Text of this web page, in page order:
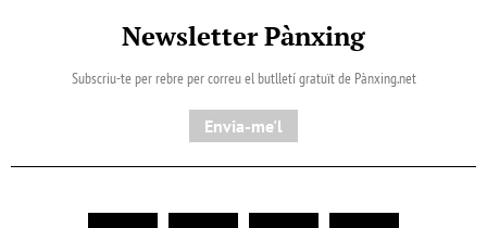
Newsletter Pànxing
Subscriu-te per rebre per correu el butlletí gratuït de Pànxing.net​
Envia-me'l